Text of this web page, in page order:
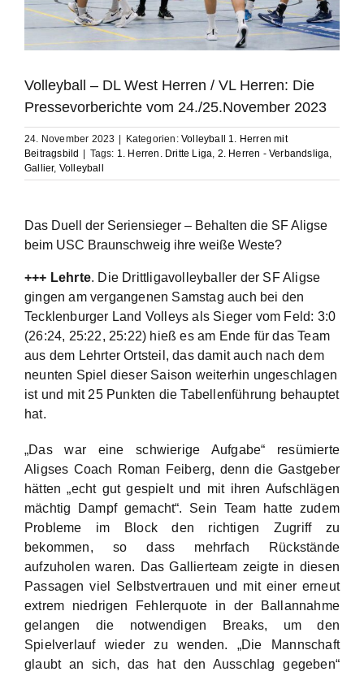
Volleyball – DL West Herren / VL Herren: Die
Pressevorberichte vom 24./25.November 2023
24. November 2023 Kategorien:Volleyball 1. Herren mit
Beitragsbild
Tags: 1. Herren. Dritte Liga, 2. Herren - Verbandsliga,
Gallier, Volleyball
Das Duell der Seriensieger – Behalten die SF Aligse
beim USC Braunschweig ihre weiße Weste?
+++ Lehrte. Die Drittligavolleyballer der SF Aligse
gingen am vergangenen Samstag auch bei den
Tecklenburger Land Volleys als Sieger vom Feld: 3:0
(26:24, 25:22, 25:22) hieß es am Ende für das Team
aus dem Lehrter Ortsteil, das damit auch nach dem
neunten Spiel dieser Saison weiterhin ungeschlagen
ist und mit 25 Punkten die Tabellenführung behauptet
hat.
„Das war eine schwierige Aufgabe“ resümierte
Aligses Coach Roman Feiberg, denn die Gastgeber
hätten „echt gut gespielt und mit ihren Aufschlägen
mächtig Dampf gemacht“. Sein Team hatte zudem
Probleme im Block den richtigen Zugriff zu
bekommen, so dass mehrfach Rückstände
aufzuholen waren. Das Gallierteam zeigte in diesen
Passagen viel Selbstvertrauen und mit einer erneut
extrem niedrigen Fehlerquote in der Ballannahme
gelangen die notwendigen Breaks, um den
Spielverlauf wieder zu wenden. „Die Mannschaft
glaubt an sich, das hat den Ausschlag gegeben“